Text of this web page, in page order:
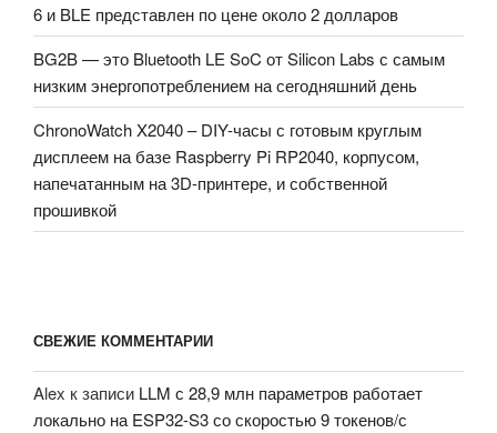
6 и BLE представлен по цене около 2 долларов
BG2B — это Bluetooth LE SoC от Silicon Labs с самым
низким энергопотреблением на сегодняшний день
ChronoWatch X2040 – DIY-часы с готовым круглым
дисплеем на базе Raspberry Pi RP2040, корпусом,
напечатанным на 3D-принтере, и собственной
прошивкой
СВЕЖИЕ КОММЕНТАРИИ
Alex к записи LLM с 28,9 млн параметров работает
локально на ESP32-S3 со скоростью 9 токенов/с